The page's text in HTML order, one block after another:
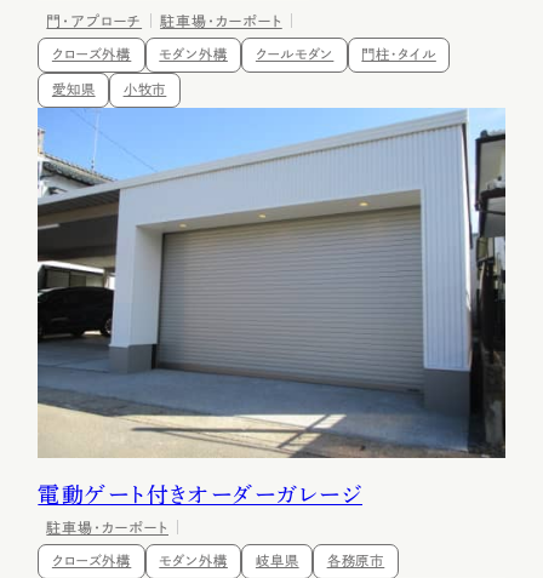
門・アプローチ 駐車場・カーポート
クローズ外構 モダン外構 クールモダン 門柱・タイル
愛知県 小牧市
電動ゲート付きオーダーガレージ
駐車場・カーポート
クローズ外構 モダン外構 岐阜県 各務原市